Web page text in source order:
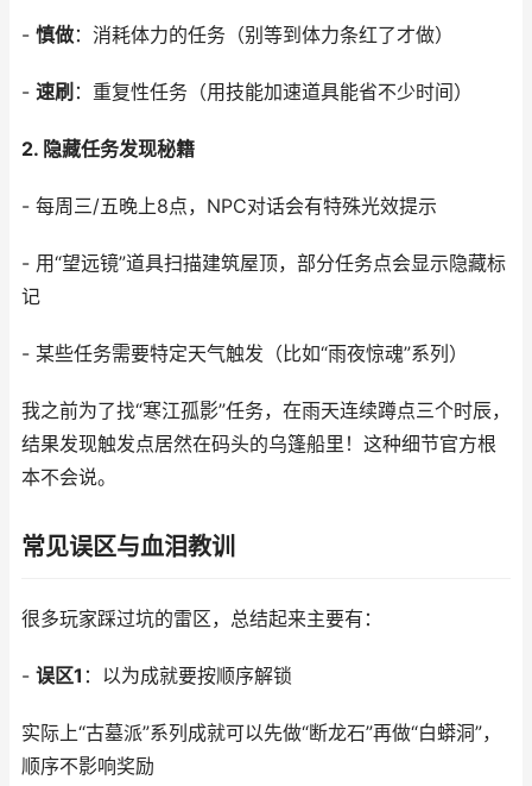
- 慎做：消耗体力的任务（别等到体力条红了才做）
- 速刷 ：重复性任务（用技能加速道具能省不少时间）
2. 隐藏任务发现秘籍
- 每周三/五晚上8点，NPC对话会有特殊光效提示
- 用“望远镜”道具扫描建筑屋顶，部分任务点会显示隐藏标
记
- 某些任务需要特定天气触发（比如“雨夜惊魂”系列）
我之前为了找“寒江孤影”任务，在雨天连续蹲点三个时辰，
结果发现触发点居然在码头的乌篷船里！这种细节官方根
本不会说。
常见误区与血泪教训
很多玩家踩过坑的雷区，总结起来主要有：
- 误区1 ：以为成就要按顺序解锁
实际上“古墓派”系列成就可以先做“断龙石”再做“白蟒洞”，
顺序不影响奖励